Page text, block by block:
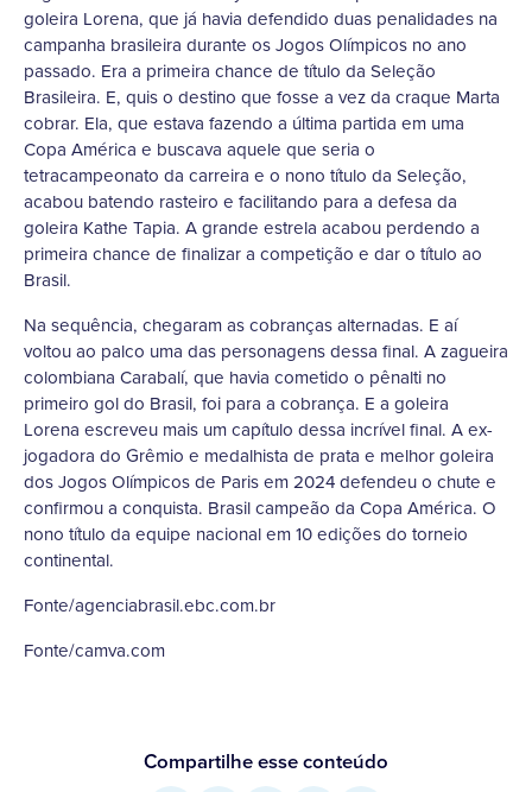
goleira Lorena, que já havia defendido duas penalidades na
campanha brasileira durante os Jogos Olímpicos no ano
passado. Era a primeira chance de título da Seleção
Brasileira. E, quis o destino que fosse a vez da craque Marta
cobrar. Ela, que estava fazendo a última partida em uma
Copa América e buscava aquele que seria o
tetracampeonato da carreira e o nono título da Seleção,
acabou batendo rasteiro e facilitando para a defesa da
goleira Kathe Tapia. A grande estrela acabou perdendo a
primeira chance de finalizar a competição e dar o título ao
Brasil.
Na sequência, chegaram as cobranças alternadas. E aí
voltou ao palco uma das personagens dessa final. A zagueira
colombiana Carabalí, que havia cometido o pênalti no
primeiro gol do Brasil, foi para a cobrança. E a goleira
Lorena escreveu mais um capítulo dessa incrível final. A ex-
jogadora do Grêmio e medalhista de prata e melhor goleira
dos Jogos Olímpicos de Paris em 2024 defendeu o chute e
confirmou a conquista. Brasil campeão da Copa América. O
nono título da equipe nacional em 10 edições do torneio
continental.
Fonte/agenciabrasil.ebc.com.br
Fonte/camva.com
Compartilhe esse conteúdo